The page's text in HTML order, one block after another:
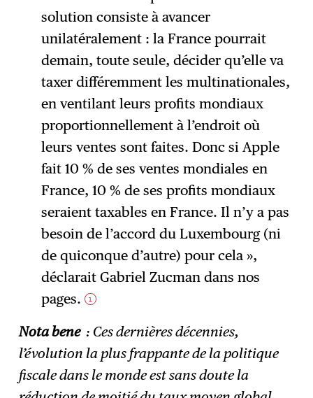
solution consiste à avancer
unilatéralement : la France pourrait
demain, toute seule, décider qu’elle va
taxer différemment les multinationales,
en ventilant leurs profits mondiaux
proportionnellement à l’endroit où
leurs ventes sont faites. Donc si Apple
fait 10 % de ses ventes mondiales en
France, 10 % de ses profits mondiaux
seraient taxables en France. Il n’y a pas
besoin de l’accord du Luxembourg (ni
de quiconque d’autre) pour cela »,
déclarait Gabriel Zucman dans nos
pages.
1
Nota bene : Ces dernières décennies,
l’évolution la plus frappante de la politique
fiscale dans le monde est sans doute la